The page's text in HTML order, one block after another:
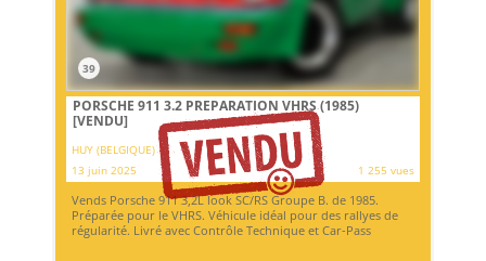
39
PORSCHE 911 3.2 PREPARATION VHRS (1985)
[VENDU]
HUY (BELGIQUE)
13 juin 2025
1 255 vues
Vends Porsche 911 3,2L look SC/RS Groupe B. de 1985.
Préparée pour le VHRS. Véhicule idéal pour des rallyes de
régularité. Livré avec Contrôle Technique et Car-Pass